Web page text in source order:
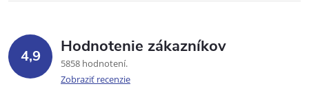
4,9 Hodnotenie zákazníkov
5858 hodnotení
Zobraziť recenzie